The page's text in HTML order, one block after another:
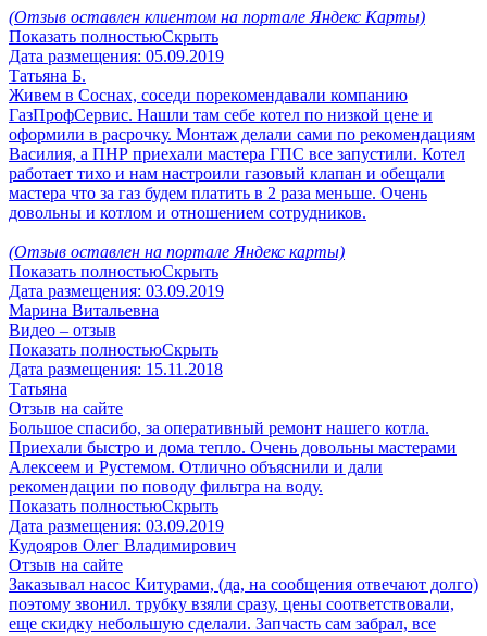
(Отзыв оставлен клиентом на портале Яндекс Карты)
Показать полностьюСкрыть
Дата размещения: 05.09.2019
Татьяна Б.
Живем в Соснах, соседи порекомендавали компанию
ГазПрофСервис. Нашли там себе котел по низкой цене и
оформили в расрочку. Монтаж делали сами по рекомендациям
Василия, а ПНР приехали мастера ГПС все запустили. Котел
работает тихо и нам настроили газовый клапан и обещали
мастера что за газ будем платить в 2 раза меньше. Очень
довольны и котлом и отношением сотрудников.
(Отзыв оставлен на портале Яндекс карты)
Показать полностьюСкрыть
Дата размещения: 03.09.2019
Марина Витальевна
Видео – отзыв
Показать полностьюСкрыть
Дата размещения: 15.11.2018
Татьяна
Отзыв на сайте
Большое спасибо, за оперативный ремонт нашего котла.
Приехали быстро и дома тепло. Очень довольны мастерами
Алексеем и Рустемом. Отлично объяснили и дали
рекомендации по поводу фильтра на воду.
Показать полностьюСкрыть
Дата размещения: 03.09.2019
Кудояров Олег Владимирович
Отзыв на сайте
Заказывал насос Китурами, (да, на сообщения отвечают долго)
поэтому звонил. трубку взяли сразу, цены соответствовали,
еще скидку небольшую сделали. Запчасть сам забрал, все